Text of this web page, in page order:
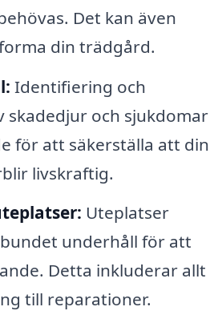
Det kan även
din trädgård.
Identifiering och
skadedjur och sjukdomar
för att säkerställa att din
livskraftig.
Uteplatser
underhåll för att
Detta inkluderar allt
till reparationer.